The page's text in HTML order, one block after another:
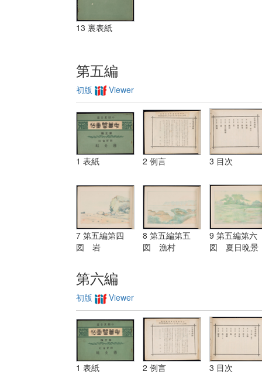
13 裏表紙
第五編
初版 Viewer
1 表紙 2 例言 3 目次
7 第五編第四
図 岩
8 第五編第五
図 漁村
9 第五編第六
図 夏日晩景
第六編
初版 Viewer
1 表紙 2 例言 3 目次